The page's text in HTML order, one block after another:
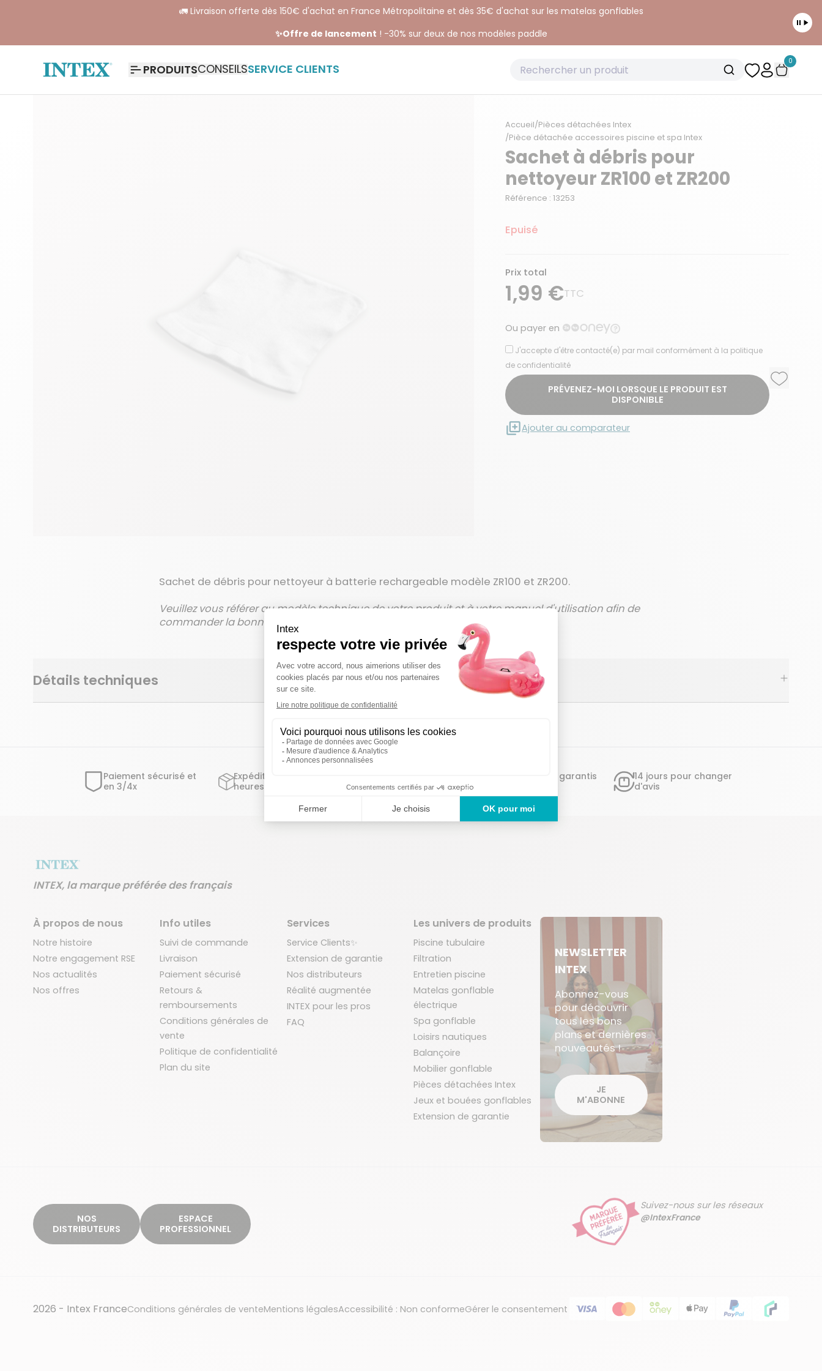
🚛 Livraison offerte dès 150€ d'achat en France Métropolitaine et dès 35€ d'achat sur les matelas gonflables
✨Offre de lancement ! -30% sur deux de nos modèles paddle
PRODUITSCONSEILSSERVICE CLIENTS
0
Accueil/Pièces détachées Intex
/Pièce détachée accessoires piscine et spa Intex
Sachet à débris pour
nettoyeur ZR100 et ZR200
Référence : 13253
Epuisé
Prix total
1,99 €TTC
Ou payer en
J'accepte d'être contacté(e) par mail conformément à la politique
de confidentialité
PRÉVENEZ-MOI LORSQUE LE PRODUIT EST
DISPONIBLE
Ajouter
Ajouter au comparateur
Sachet de débris pour nettoyeur à batterie rechargeable modèle ZR100 et ZR200.
Veuillez vous référer au modèle technique de votre produit et à votre manuel d'utilisation afin de
commander la bonne référence.
Détails techniques
Paiement sécurisé et
en 3/4x
Expédition sous 48-72
heures ouvrées
Un service en France
Des produits garantis
14 jours pour changer
d'avis
INTEX, la marque préférée des français
À propos de nous
Notre histoire
Notre engagement RSE
Nos actualités
Nos offres
Info utiles
Suivi de commande
Livraison
Paiement sécurisé
Retours &
remboursements
Conditions générales de
vente
Politique de confidentialité
Plan du site
Services
Service Clients✨
Extension de garantie
Nos distributeurs
Réalité augmentée
INTEX pour les pros
FAQ
Les univers de produits
Piscine tubulaire
Filtration
Entretien piscine
Matelas gonflable
électrique
Spa gonflable
Loisirs nautiques
Balançoire
Mobilier gonflable
Pièces détachées Intex
Jeux et bouées gonflables
Extension de garantie
NEWSLETTER
INTEX
Abonnez-vous
pour découvrir
tous les bons
plans et dernières
nouveautés !
JE
M'ABONNE
NOS
DISTRIBUTEURS
ESPACE
PROFESSIONNEL
Suivez-nous sur les réseaux
@IntexFrance
2026 - Intex FranceConditions générales de venteMentions légalesAccessibilité : Non conformeGérer le consentement